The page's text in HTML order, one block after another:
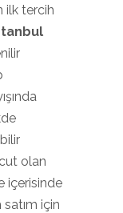
ilk tercih
olan
içerisinde
için